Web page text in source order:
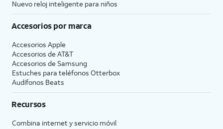
Nuevo reloj inteligente para niños
Accesorios por marca
Accesorios Apple
Accesorios de AT&T
Accesorios de Samsung
Estuches para teléfonos Otterbox
Audífonos Beats
Recursos
Combina internet y servicio móvil